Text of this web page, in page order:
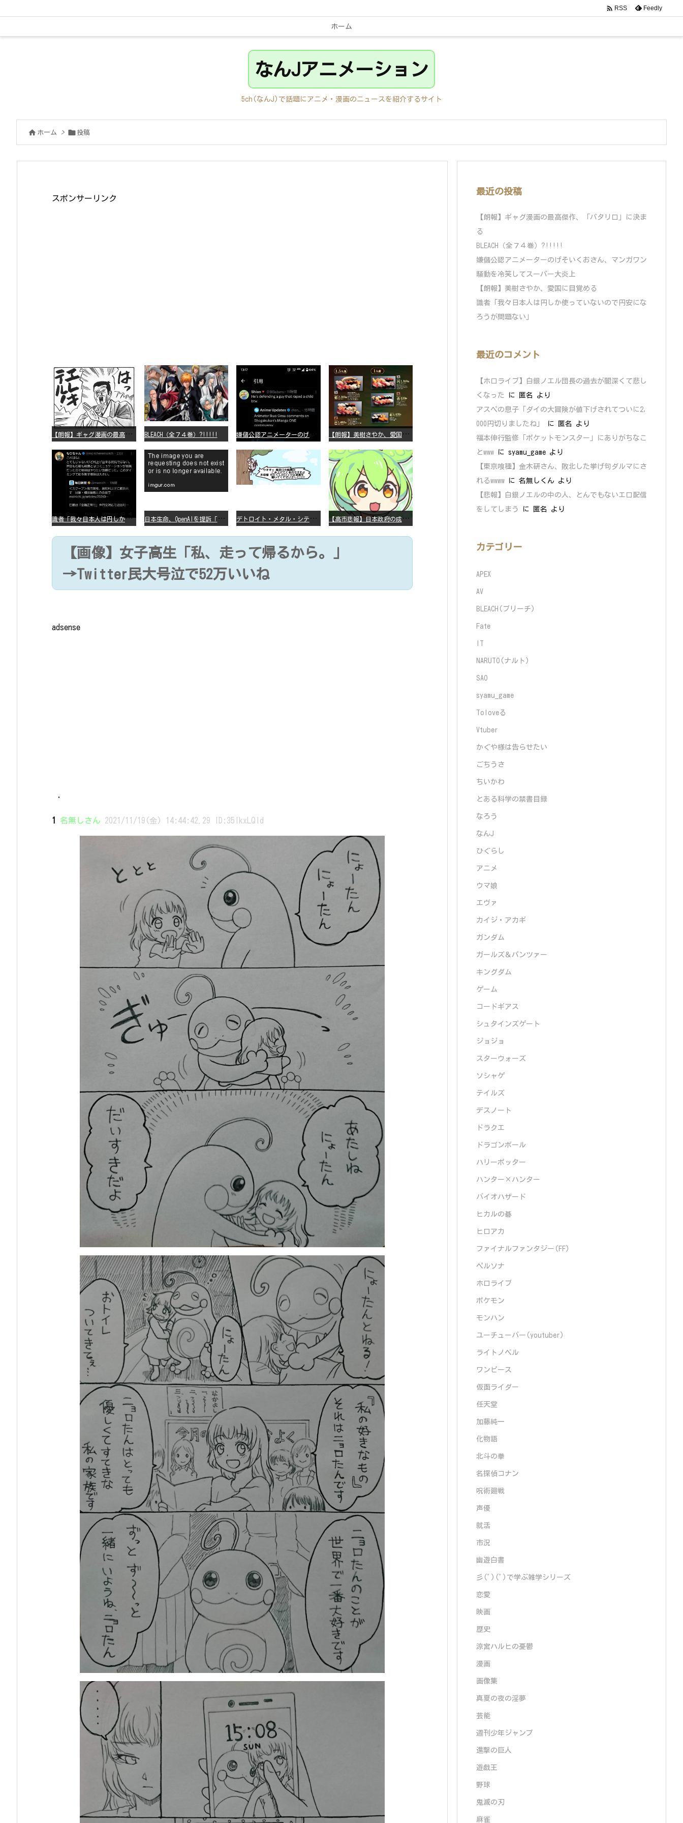
ホーム
 RSS Feedly
なんJアニメーション
5ch(なんJ)で話題にアニメ・漫画のニュースを紹介するサイト
 ホーム >  投稿
スポンサーリンク
【
朗報】ギャグ漫画の最高傑作、「パタリロ」に決まる BLEACH（全７４巻）?!!!!! 嫌
儲公認アニメーターのげそいくおさん、マンガワン騒動を冷笑してスーパー大炎上 【
朗報】美樹さやか、愛国に目覚める
識
者「我々日本人は円しか使っていないので円安になろうが問題ない」 日
本生命、OpenAIを提訴「ChatGPTが非弁行為」 デ
トロイト・メタル・シティー ⇐これ、いまアニメ化したら、えらいことになってたよな？ 【
高市悲報】日本政府の成長戦略に「暗号資産」が消えるいったいなぜ…？
【画像】女子高生「私、走って帰るから。」
→Twitter民大号泣で52万いいね
adsense
‘
1 名無しさん 2021/11/19(金) 14:44:42.29 ID:35lkxLQId
最近の投稿
【朗報】ギャグ漫画の最高傑作、「パタリロ」に決ま
る
BLEACH（全７４巻）?!!!!!
嫌儲公認アニメーターのげそいくおさん、マンガワン
騒動を冷笑してスーパー大炎上
【朗報】美樹さやか、愛国に目覚める
識者「我々日本人は円しか使っていないので円安にな
ろうが問題ない」
最近のコメント
【ホロライブ】白銀ノエル団長の過去が闇深くて悲し
くなった
に 匿名
より
アスペの息子「ダイの大冒険が値下げされてついに2,
000円切りましたね」
に 匿名
より
福本伸行監修「ポケットモンスター」にありがちなこ
とwww に syamu_game より
【東京喰種】金木研さん、敗北した挙げ句ダルマにさ
れるwwww に 名無しくん より
【悲報】白銀ノエルの中の人、とんでもないエロ配信
をしてしまう
に 匿名 より
カテゴリー
APEX
AV
BLEACH(ブリーチ)
Fate
NARUTO(ナルト)
SAO
syamu_game
Toloveる
Vtuber
かぐや様は告らせたい
ごちうさ
ちいかわ
とある科学の禁書目録
なろう
なんJ
ひぐらし
アニメ
ウマ娘
エヴァ
カイジ・アカギ
ガンダム
ガールズ＆パンツァー
キングダム
ゲーム
コードギアス
シュタインズゲート
ジョジョ
スターウォーズ
ソシャゲ
テイルズ
デスノート
ドラクエ
ドラゴンボール
ハリーポッター
ハンター×ハンター
バイオハザード
ヒカルの碁
ヒロアカ
ファイナルファンタジー(FF)
ペルソナ
ホロライブ
ポケモン
モンハン
ユーチューバー(youtuber)
ライトノベル
ワンピース
仮面ライダー
任天堂
加藤純一
化物語
北斗の拳
名探偵コナン
呪術廻戦
声優
就活
市況
幽遊白書
彡(ﾟ)(ﾟ)で学ぶ雑学シリーズ
恋愛
映画
歴史
涼宮ハルヒの憂鬱
漫画
画像集
真夏の夜の淫夢
芸能
週刊少年ジャンプ
進撃の巨人
遊戯王
野球
鬼滅の刃
麻雀